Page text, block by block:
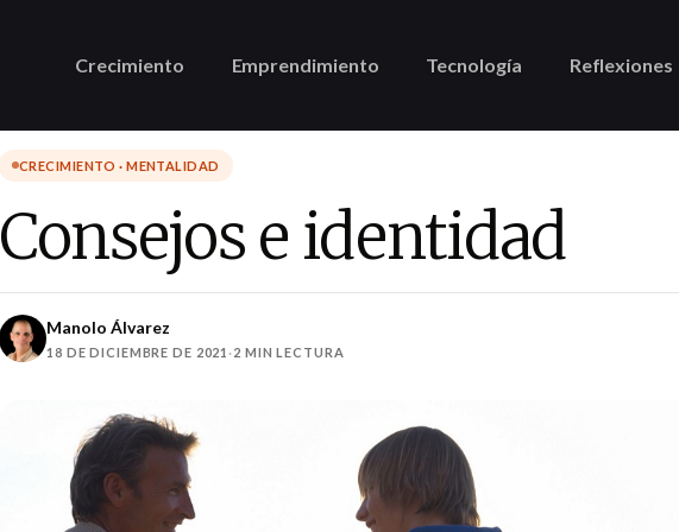
Crecimiento Emprendimiento Tecnología Reflexiones
CRECIMIENTO · MENTALIDAD
Consejos e identidad
Manolo Álvarez
18 DE DICIEMBRE DE 2021·2 MIN LECTURA